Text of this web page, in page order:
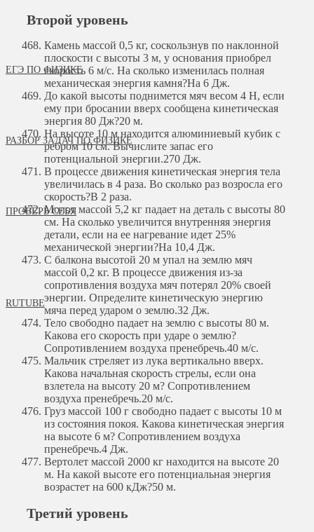
ЕГЭ ПО ФИЗИКЕ
РАЗБОР ЗАДАЧ ПО ФИЗИКЕ
ПРОВЕРЬ СЕБЯ
RUTUBE
Второй уровень
Камень массой 0,5 кг, соскользнув по наклонной
плоскости с высоты 3 м, у основания приобрел
скорость 6 м/с. На сколько изменилась полная
механическая энергия камня?На 6 Дж.
До какой высоты поднимется мяч весом 4 Н, если
ему при бросании вверх сообщена кинетическая
энергия 80 Дж?20 м.
На высоте 10 м находится алюминиевый кубик с
ребром 10 см. Вычислите запас его
потенциальной энергии.270 Дж.
В процессе движения кинетическая энергия тела
увеличилась в 4 раза. Во сколько раз возросла его
скорость?В 2 раза.
Молот массой 5,2 кг падает на деталь с высоты 80
см. На сколько увеличится внутренняя энергия
детали, если на ее нагревание идет 25%
механической энергии?На 10,4 Дж.
С балкона высотой 20 м упал на землю мяч
массой 0,2 кг. В процессе движения из-за
сопротивления воздуха мяч потерял 20% своей
энергии. Определите кинетическую энергию
мяча перед ударом о землю.32 Дж.
Тело свободно падает на землю с высоты 80 м.
Какова его скорость при ударе о землю?
Сопротивлением воздуха пренебречь.40 м/с.
Мальчик стреляет из лука вертикально вверх.
Какова начальная скорость стрелы, если она
взлетела на высоту 20 м? Сопротивлением
воздуха пренебречь.20 м/с.
Груз массой 100 г свободно падает с высоты 10 м
из состояния покоя. Какова кинетическая энергия
на высоте 6 м? Сопротивлением воздуха
пренебречь.4 Дж.
Вертолет массой 2000 кг находится на высоте 20
м. На какой высоте его потенциальная энергия
возрастет на 600 кДж?50 м.
Третий уровень